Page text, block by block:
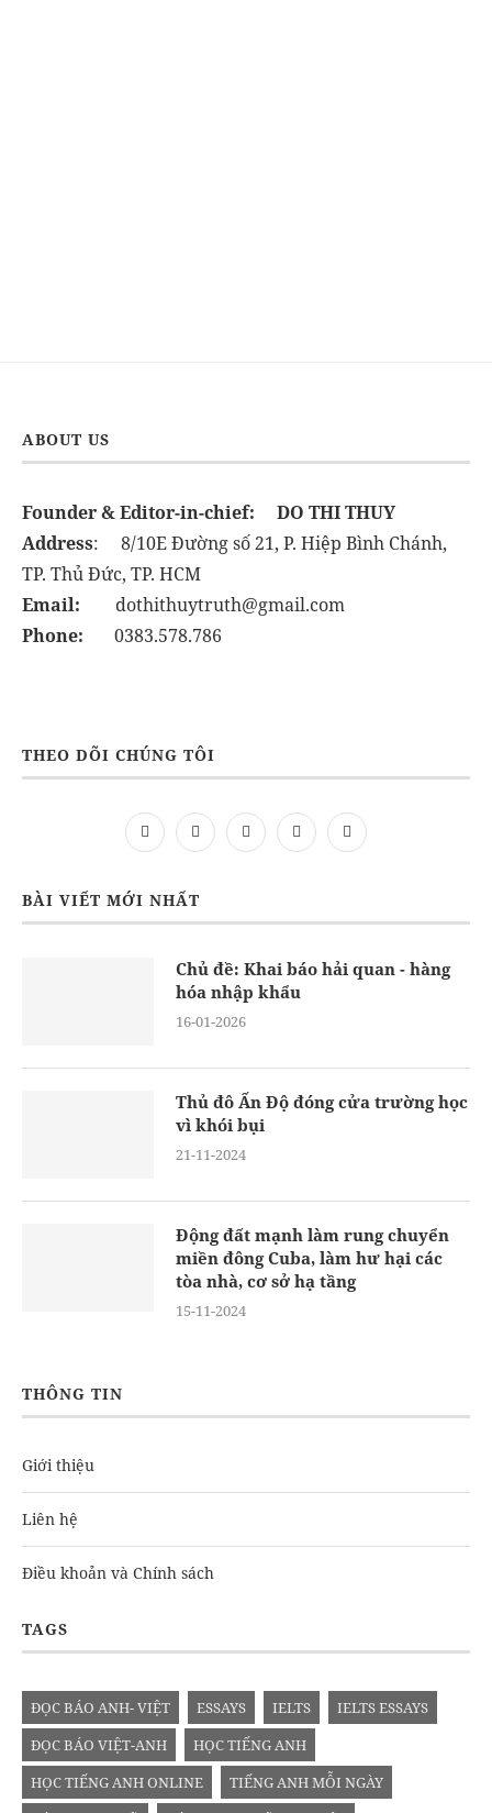
ABOUT US
Founder & Editor-in-chief:
DO THI THUY
Address: 8/10E Đường số 21, P. Hiệp Bình Chánh,
TP. Thủ Đức, TP. HCM
Email: dothithuytruth@gmail.com
Phone: 0383.578.786
THEO DÕI CHÚNG TÔI
BÀI VIẾT MỚI NHẤT
Chủ đề: Khai báo hải quan - hàng
hóa nhập khẩu
16-01-2026
Thủ đô Ấn Độ đóng cửa trường học
vì khói bụi
21-11-2024
Động đất mạnh làm rung chuyển
miền đông Cuba, làm hư hại các
tòa nhà, cơ sở hạ tầng
15-11-2024
THÔNG TIN
Giới thiệu
Liên hệ
Điều khoản và Chính sách
TAGS
ĐỌC BÁO ANH- VIỆT ESSAYS IELTS
IELTS ESSAYS
ĐỌC BÁO VIỆT-ANH
HỌC TIẾNG ANH
HỌC TIẾNG ANH ONLINE
TIẾNG ANH MỖI NGÀY